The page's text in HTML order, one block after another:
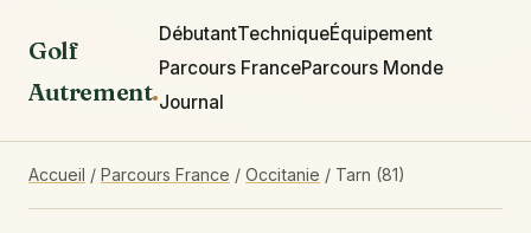
Golf
Autrement.
DébutantTechniqueÉquipement
Parcours FranceParcours Monde
Journal
Accueil / Parcours France / Occitanie / Tarn (81)